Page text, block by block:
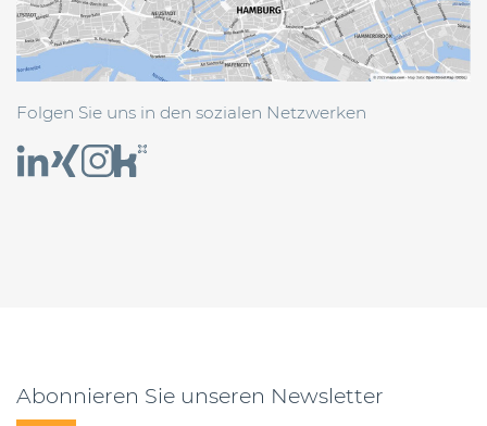
Folgen Sie uns in den sozialen Netzwerken
Abonnieren Sie unseren Newsletter